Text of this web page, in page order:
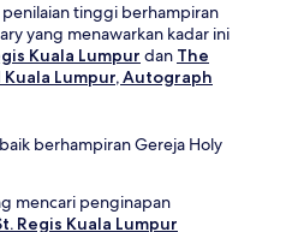
tinggi berhampiran
yang menawarkan kadar ini
Kuala Lumpur dan The
Lumpur, Autograph
berhampiran Gereja Holy
mencari penginapan
Regis Kuala Lumpur